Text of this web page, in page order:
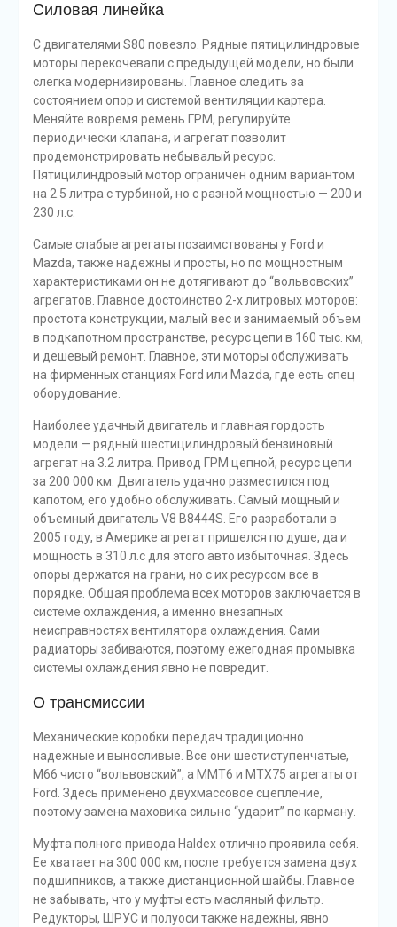
Силовая линейка
С двигателями S80 повезло. Рядные пятицилиндровые
моторы перекочевали с предыдущей модели, но были
слегка модернизированы. Главное следить за
состоянием опор и системой вентиляции картера.
Меняйте вовремя ремень ГРМ, регулируйте
периодически клапана, и агрегат позволит
продемонстрировать небывалый ресурс.
Пятицилиндровый мотор ограничен одним вариантом
на 2.5 литра с турбиной, но с разной мощностью — 200 и
230 л.с.
Самые слабые агрегаты позаимствованы у Ford и
Mazda, также надежны и просты, но по мощностным
характеристиками он не дотягивают до “вольвовских”
агрегатов. Главное достоинство 2-х литровых моторов:
простота конструкции, малый вес и занимаемый объем
в подкапотном пространстве, ресурс цепи в 160 тыс. км,
и дешевый ремонт. Главное, эти моторы обслуживать
на фирменных станциях Ford или Mazda, где есть спец
оборудование.
Наиболее удачный двигатель и главная гордость
модели — рядный шестицилиндровый бензиновый
агрегат на 3.2 литра. Привод ГРМ цепной, ресурс цепи
за 200 000 км. Двигатель удачно разместился под
капотом, его удобно обслуживать. Самый мощный и
объемный двигатель V8 B8444S. Его разработали в
2005 году, в Америке агрегат пришелся по душе, да и
мощность в 310 л.с для этого авто избыточная. Здесь
опоры держатся на грани, но с их ресурсом все в
порядке. Общая проблема всех моторов заключается в
системе охлаждения, а именно внезапных
неисправностях вентилятора охлаждения. Сами
радиаторы забиваются, поэтому ежегодная промывка
системы охлаждения явно не повредит.
О трансмиссии
Механические коробки передач традиционно
надежные и выносливые. Все они шестиступенчатые,
M66 чисто “вольвовский”, а MMT6 и MTX75 агрегаты от
Ford. Здесь применено двухмассовое сцепление,
поэтому замена маховика сильно “ударит” по карману.
Муфта полного привода Haldex отлично проявила себя.
Ее хватает на 300 000 км, после требуется замена двух
подшипников, а также дистанционной шайбы. Главное
не забывать, что у муфты есть масляный фильтр.
Редукторы, ШРУС и полуоси также надежны, явно